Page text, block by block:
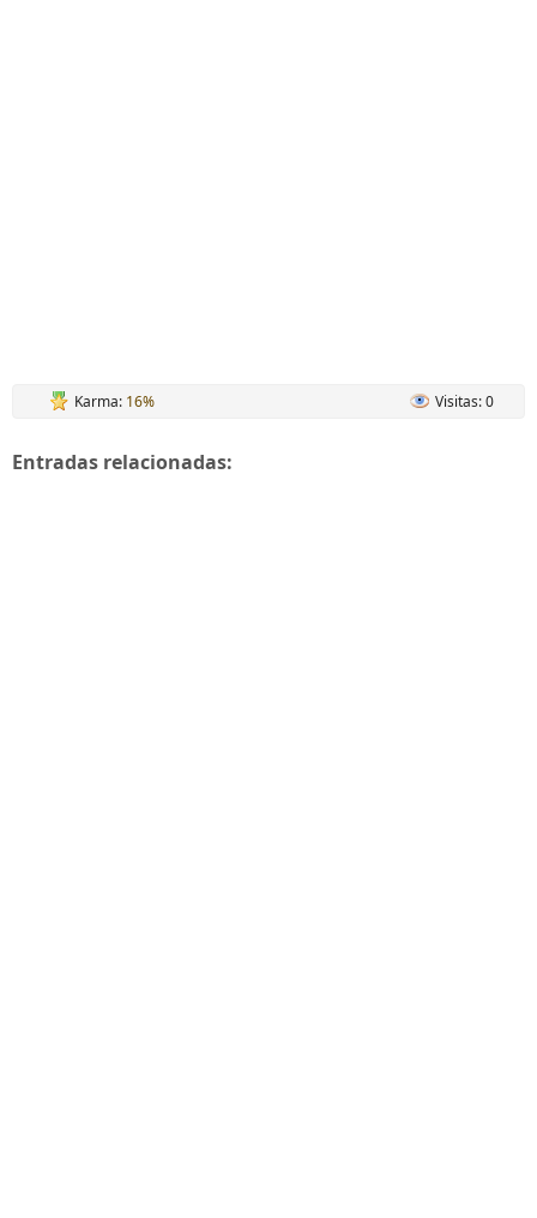
Karma: 16% Visitas: 0
Entradas relacionadas: